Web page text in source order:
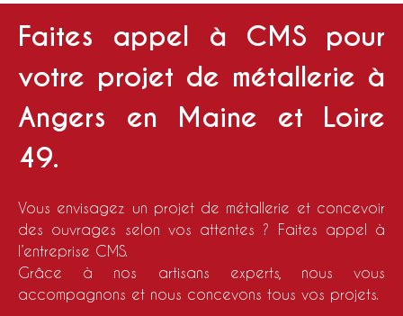
Faites appel à CMS pour
votre projet de métallerie à
Angers en Maine et Loire
49.
Vous envisagez un projet de métallerie et concevoir
des ouvrages selon vos attentes ? Faites appel à
l’entreprise CMS.
Grâce à nos artisans experts, nous vous
accompagnons et nous concevons tous vos projets.